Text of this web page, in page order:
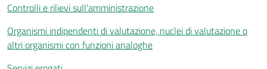
Controlli e rilievi sull'amministrazione
Organismi indipendenti di valutazione, nuclei di valutazione o
altri organismi con funzioni analoghe